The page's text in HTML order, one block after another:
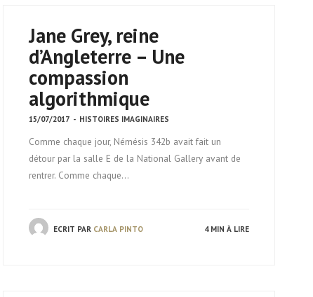
Jane Grey, reine
d’Angleterre – Une
compassion
algorithmique
15/07/2017 - HISTOIRES IMAGINAIRES
Comme chaque jour, Némésis 342b avait fait un
détour par la salle E de la National Gallery avant de
rentrer. Comme chaque…
ECRIT PAR CARLA PINTO 4 MIN À LIRE